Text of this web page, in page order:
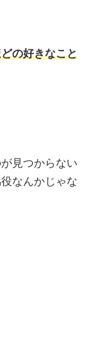
の好きなこと
見つからない
なんかじゃな